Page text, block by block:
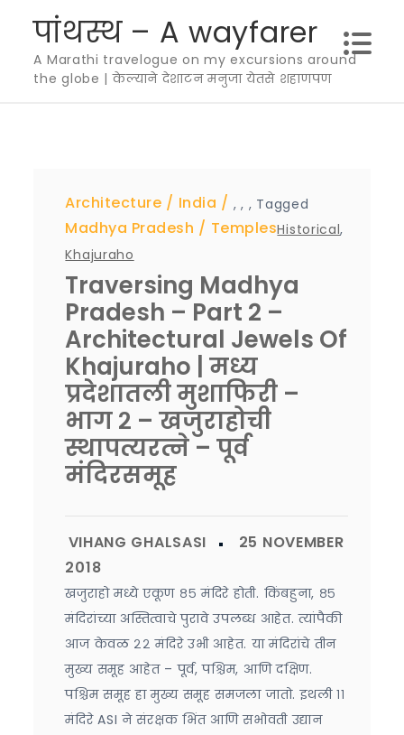
content
पांथस्थ – A wayfarer
A Marathi travelogue on my excursions around
the globe | केल्याने देशाटन मनुजा येतसे शहाणपण
Architecture ,
India ,
Madhya Pradesh
,
Temples
Tagged
Historical,
Khajuraho
Traversing Madhya
Pradesh – Part 2 –
Architectural Jewels Of
Khajuraho | मध्य
प्रदेशातली मुशाफिरी –
भाग २ – खजुराहोची
स्थापत्यरत्ने – पूर्व
मंदिरसमूह
खजुराहो मध्ये एकूण ८५ मंदिरे होती. किंबहुना, ८५
मंदिरांच्या अस्तित्वाचे पुरावे उपलब्ध आहेत. त्यांपैकी
आज केवळ २२ मंदिरे उभी आहेत. या मंदिरांचे तीन
मुख्य समूह आहेत – पूर्व, पश्चिम, आणि दक्षिण.
पश्चिम समूह हा मुख्य समूह समजला जातो. इथली ११
मंदिरे ASI ने संरक्षक भिंत आणि सभोवती उद्यान